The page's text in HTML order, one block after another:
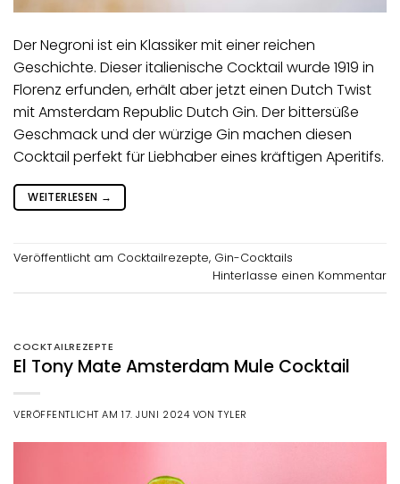
Der Negroni ist ein Klassiker mit einer reichen
Geschichte. Dieser italienische Cocktail wurde 1919 in
Florenz erfunden, erhält aber jetzt einen Dutch Twist
mit Amsterdam Republic Dutch Gin. Der bittersüße
Geschmack und der würzige Gin machen diesen
Cocktail perfekt für Liebhaber eines kräftigen Aperitifs.
WEITERLESEN →
Veröffentlicht am Cocktailrezepte, Gin-Cocktails
Hinterlasse einen Kommentar
COCKTAILREZEPTE
El Tony Mate Amsterdam Mule Cocktail
VERÖFFENTLICHT AM17. JUNI 2024 VONTYLER